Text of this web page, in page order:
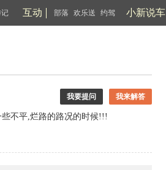
互动 部落 欢乐送 约驾 小新说车
我要提问 我来解答
不平,烂路的路况的时候!!!